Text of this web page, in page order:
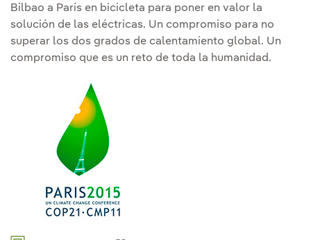
Bilbao a París en bicicleta para poner en valor la
solución de las eléctricas. Un compromiso para no
superar los dos grados de calentamiento global. Un
compromiso que es un reto de toda la humanidad.